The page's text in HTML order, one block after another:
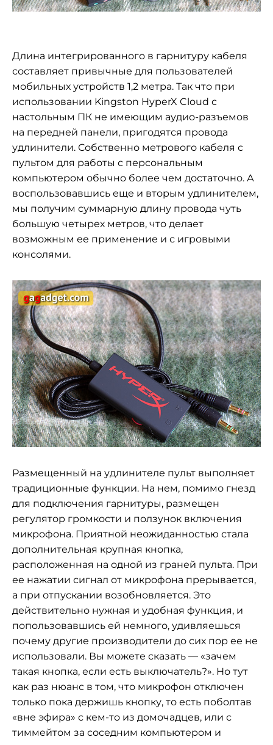
Длина интегрированного в гарнитуру кабеля
составляет привычные для пользователей
мобильных устройств 1,2 метра. Так что при
использовании Kingston HyperX Cloud с
настольным ПК не имеющим аудио-разъемов
на передней панели, пригодятся провода
удлинители. Собственно метрового кабеля с
пультом для работы с персональным
компьютером обычно более чем достаточно. А
воспользовавшись еще и вторым удлинителем,
мы получим суммарную длину провода чуть
большую четырех метров, что делает
возможным ее применение и с игровыми
консолями.
Размещенный на удлинителе пульт выполняет
традиционные функции. На нем, помимо гнезд
для подключения гарнитуры, размещен
регулятор громкости и ползунок включения
микрофона. Приятной неожиданностью стала
дополнительная крупная кнопка,
расположенная на одной из граней пульта. При
ее нажатии сигнал от микрофона прерывается,
а при отпускании возобновляется. Это
действительно нужная и удобная функция, и
попользовавшись ей немного, удивляешься
почему другие производители до сих пор ее не
использовали. Вы можете сказать — «зачем
такая кнопка, если есть выключатель?». Но тут
как раз нюанс в том, что микрофон отключен
только пока держишь кнопку, то есть поболтав
«вне эфира» с кем-то из домочадцев, или с
тиммейтом за соседним компьютером и